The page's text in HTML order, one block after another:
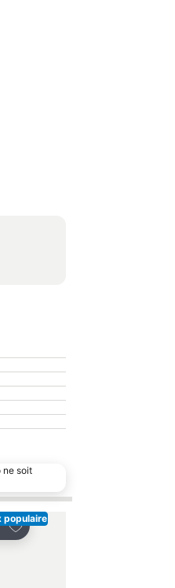
ne soit
populaire
Ajouter à mes favoris